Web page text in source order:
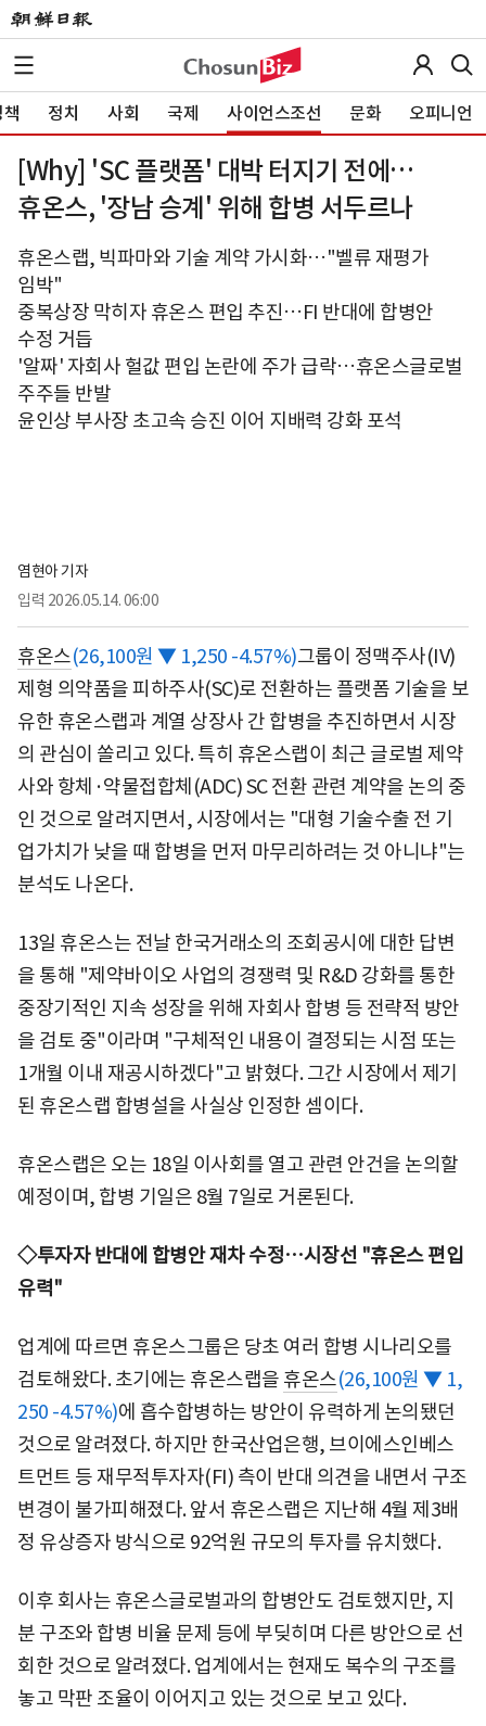
정치 사회 국제 사이언스조선 문화 오피니언
[Why] 'SC 플랫폼' 대박 터지기 전에…
휴온스, '장남 승계' 위해 합병 서두르나
휴온스랩, 빅파마와 기술 계약 가시화…"벨류 재평가
임박"
중복상장 막히자 휴온스 편입 추진…FI 반대에 합병안
수정 거듭
'알짜' 자회사 헐값 편입 논란에 주가 급락…휴온스글로벌
주주들 반발
윤인상 부사장 초고속 승진 이어 지배력 강화 포석
염현아 기자
입력 2026.05.14. 06:00
휴온스(26,100원 ▼ 1,250 -4.57%)그룹이 정맥주사(IV)
제형 의약품을 피하주사(SC)로 전환하는 플랫폼 기술을 보
유한 휴온스랩과 계열 상장사 간 합병을 추진하면서 시장
의 관심이 쏠리고 있다. 특히 휴온스랩이 최근 글로벌 제약
사와 항체·약물접합체(ADC) SC 전환 관련 계약을 논의 중
인 것으로 알려지면서, 시장에서는 "대형 기술수출 전 기
업가치가 낮을 때 합병을 먼저 마무리하려는 것 아니냐"는
분석도 나온다.
13일 휴온스는 전날 한국거래소의 조회공시에 대한 답변
을 통해 "제약바이오 사업의 경쟁력 및 R&D 강화를 통한
중장기적인 지속 성장을 위해 자회사 합병 등 전략적 방안
을 검토 중"이라며 "구체적인 내용이 결정되는 시점 또는
1개월 이내 재공시하겠다"고 밝혔다. 그간 시장에서 제기
된 휴온스랩 합병설을 사실상 인정한 셈이다.
휴온스랩은 오는 18일 이사회를 열고 관련 안건을 논의할
예정이며, 합병 기일은 8월 7일로 거론된다.
◇투자자 반대에 합병안 재차 수정…시장선 "휴온스 편입
유력"
업계에 따르면 휴온스그룹은 당초 여러 합병 시나리오를
검토해왔다. 초기에는 휴온스랩을 휴온스(26,100원 ▼ 1,
250 -4.57%)에 흡수합병하는 방안이 유력하게 논의됐던
것으로 알려졌다. 하지만 한국산업은행, 브이에스인베스
트먼트 등 재무적투자자(FI) 측이 반대 의견을 내면서 구조
변경이 불가피해졌다. 앞서 휴온스랩은 지난해 4월 제3배
정 유상증자 방식으로 92억원 규모의 투자를 유치했다.
이후 회사는 휴온스글로벌과의 합병안도 검토했지만, 지
분 구조와 합병 비율 문제 등에 부딪히며 다른 방안으로 선
회한 것으로 알려졌다. 업계에서는 현재도 복수의 구조를
놓고 막판 조율이 이어지고 있는 것으로 보고 있다.